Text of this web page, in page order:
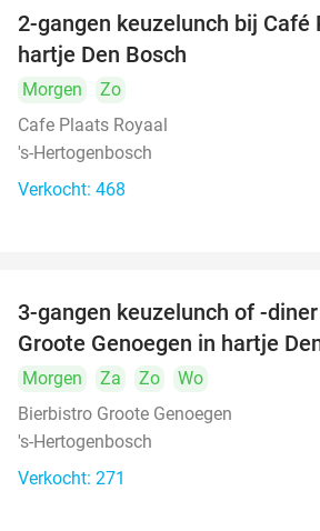
2-gangen keuzelunch bij Café
hartje Den Bosch
Morgen
Zo
Cafe Plaats Royaal
's-Hertogenbosch
Verkocht: 468
3-gangen keuzelunch of -
Groote Genoegen in hartje
Morgen Za Zo
Wo
Bierbistro Groote Genoegen
's-Hertogenbosch
Verkocht: 271